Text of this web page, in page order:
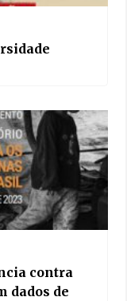
contra
dados de